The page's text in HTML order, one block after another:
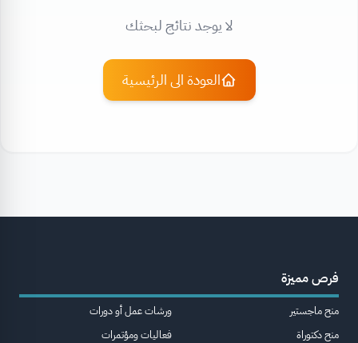
لا يوجد نتائج لبحثك
العودة الى الرئيسية
فرص مميزة
منح ماجستير
منح دكتوراة
ورشات عمل أو دورات
فعاليات ومؤتمرات